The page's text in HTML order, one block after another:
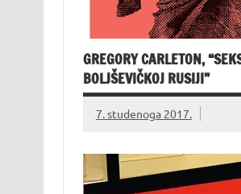
GREGORY CARLETON,
BOLJŠEVIČKOJ RUSIJI”
7. studenoga 2017.